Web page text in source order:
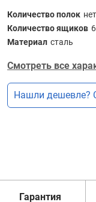
Количество полок нет
Количество ящиков 6
Материал сталь
Смотреть все
Нашли дешевле?
Гарантия